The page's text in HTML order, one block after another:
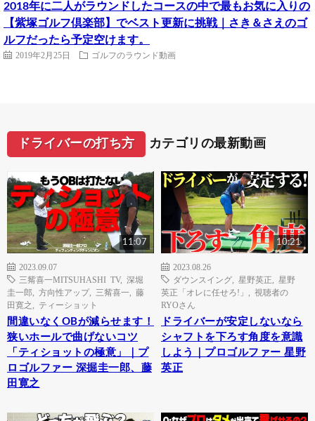
2018年に二人がラウンドしたコースの中で最もお気に入りの
【紫塚ゴルフ倶楽部】でベスト更新に挑戦｜さき＆さえのゴ
ルフだったら予定空けます。
2019年2月25日 ゴルフのラウンド動画
ドライバーの打ち方 カテゴリの最新動画
11:07
2023.09.07
三觜喜一MITSUHASHI TV, 深堀
圭一郎
方向性アップ 三觜喜一
藤
田寛之
ティーショット
間違いなくOBが減らせます！
狭いホールで曲げないコツ
「ティショットの極意」｜プ
ロゴルファー 深掘圭一郎、藤
田寛之
10:21
2023.08.26
ダウンスイング
星野英正
星野
英正「オレに任せろ!」
視聴者の
RYOさん
ドライバーが安定しないなら
シャフトを下ろす角度を意識
しよう｜プロゴルファー 星野
英正